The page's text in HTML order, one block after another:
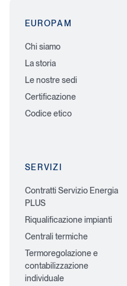
EUROPAM
Chi siamo
La storia
Le nostre sedi
Certificazione
Codice etico
SERVIZI
Contratti Servizio Energia
PLUS
Riqualificazione impianti
Centrali termiche
Termoregolazione e
contabilizzazione
individuale